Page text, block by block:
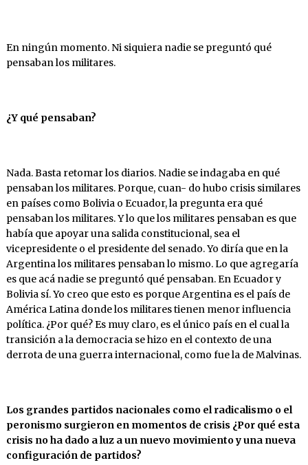
En ningún momento. Ni siquiera nadie se preguntó qué
pensaban los militares.
¿Y qué pensaban?
Nada. Basta retomar los diarios. Nadie se indagaba en qué
pensaban los militares. Porque, cuan- do hubo crisis similares
en países como Bolivia o Ecuador, la pregunta era qué
pensaban los militares. Y lo que los militares pensaban es que
había que apoyar una salida constitucional, sea el
vicepresidente o el presidente del senado. Yo diría que en la
Argentina los militares pensaban lo mismo. Lo que agregaría
es que acá nadie se preguntó qué pensaban. En Ecuador y
Bolivia sí. Yo creo que esto es porque Argentina es el país de
América Latina donde los militares tienen menor influencia
política. ¿Por qué? Es muy claro, es el único país en el cual la
transición a la democracia se hizo en el contexto de una
derrota de una guerra internacional, como fue la de Malvinas.
Los grandes partidos nacionales como el radicalismo o el
peronismo surgieron en momentos de crisis ¿Por qué esta
crisis no ha dado a luz a un nuevo movimiento y una nueva
configuración de partidos?